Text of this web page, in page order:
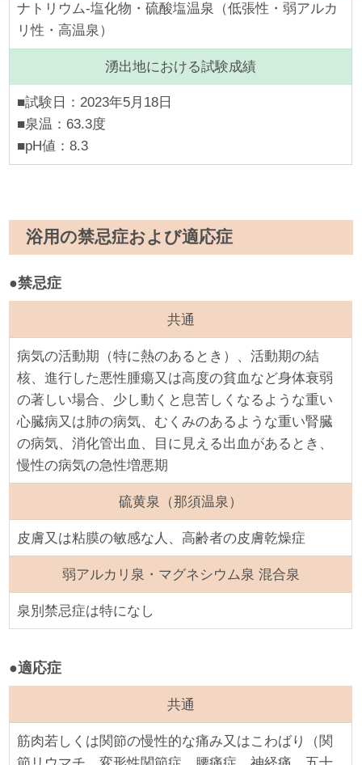
ナトリウム-塩化物・硫酸塩温泉（低張性・弱アルカ
リ性・高温泉）
湧出地における試験成績
■試験日：2023年5月18日
■泉温：63.3度
■pH値：8.3
浴用の禁忌症および適応症
●禁忌症
共通
病気の活動期（特に熱のあるとき）、活動期の結
核、進行した悪性腫瘍又は高度の貧血など身体衰弱
の著しい場合、少し動くと息苦しくなるような重い
心臓病又は肺の病気、むくみのあるような重い腎臓
の病気、消化管出血、目に見える出血があるとき、
慢性の病気の急性増悪期
硫黄泉（那須温泉）
皮膚又は粘膜の敏感な人、高齢者の皮膚乾燥症
弱アルカリ泉・マグネシウム泉 混合泉
泉別禁忌症は特になし
●適応症
共通
筋肉若しくは関節の慢性的な痛み又はこわばり（関